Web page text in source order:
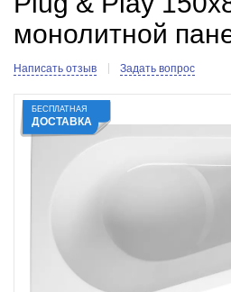
монолитной
Написать отзыв Задать вопрос
БЕСПЛАТНАЯ
ДОСТАВКА